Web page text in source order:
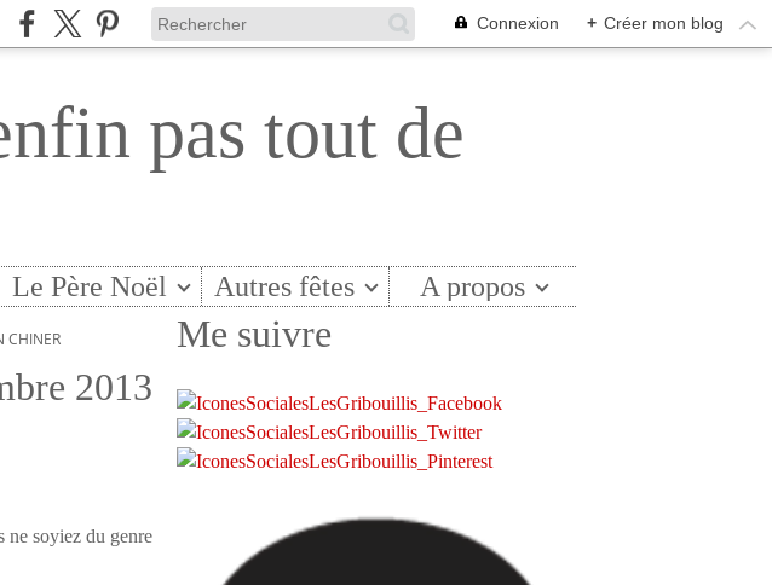
Connexion + Créer mon blog
pas tout de
Le Père Noël Autres fêtes A propos
CHINER
2013
ne soyiez du genre
Me suivre